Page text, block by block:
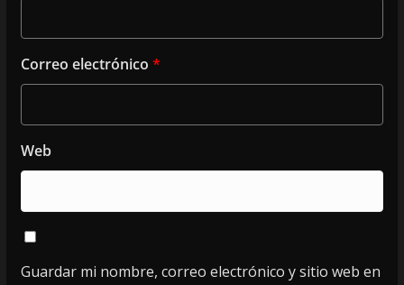
Correo electrónico *
Web
Guardar mi nombre, correo electrónico y sitio web en